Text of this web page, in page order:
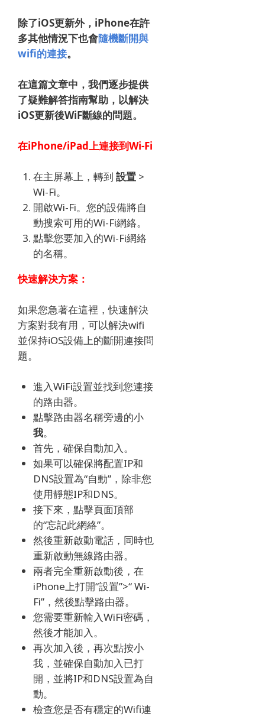
除了iOS更新外， iPhone在許
多其他情況下也會隨機斷開與
wifi的連接。
在這篇文章中，我們逐步提供
了疑難解答指南幫助，以解決
iOS更新後WiF斷線的問題。
在iPhone/iPad上連接到Wi-Fi
在主屏幕上，轉到 設置 >
Wi-Fi。
開啟Wi-Fi。 您的設備將自
動搜索可用的Wi-Fi網絡。
點擊您要加入的Wi-Fi網絡
的名稱。
快速解決方案：
如果您急著在這裡，快速解決
方案對我有用，可以解決wifi
並保持iOS設備上的斷開連接問
題。
進入WiFi設置並找到您連接
的路由器。
點擊路由器名稱旁邊的小
我。
首先，確保自動加入。
如果可以確保將配置IP和
DNS設置為“自動”，除非您
使用靜態IP和DNS。
接下來，點擊頁面頂部
的“忘記此網絡”。
然後重新啟動電話，同時也
重新啟動無線路由器。
兩者完全重新啟動後，在
iPhone上打開“設置”>“ Wi-
Fi”，然後點擊路由器。
您需要重新輸入WiFi密碼，
然後才能加入。
再次加入後，再次點按小
我，並確保自動加入已打
開，並將IP和DNS設置為自
動。
檢查您是否有穩定的Wifi連